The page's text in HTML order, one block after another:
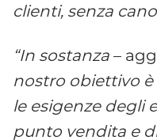
clienti, senza
“In sostanza –
nostro obiettivo
le esigenze degli
punto vendita e